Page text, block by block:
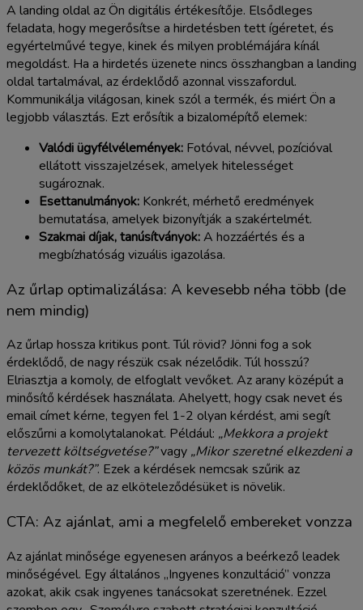
A landing oldal az Ön digitális értékesítője. Elsődleges
feladata, hogy megerősítse a hirdetésben tett ígéretet, és
egyértelművé tegye, kinek és milyen problémájára kínál
megoldást. Ha a hirdetés üzenete nincs összhangban a landing
oldal tartalmával, az érdeklődő azonnal visszafordul.
Kommunikálja világosan, kinek szól a termék, és miért Ön a
legjobb választás. Ezt erősítik a bizalomépítő elemek:
Valódi ügyfélvélemények: Fotóval, névvel, pozícióval
ellátott visszajelzések, amelyek hitelességet
sugároznak.
Esettanulmányok: Konkrét, mérhető eredmények
bemutatása, amelyek bizonyítják a szakértelmét.
Szakmai díjak, tanúsítványok:A hozzáértés és a
megbízhatóság vizuális igazolása.
Az űrlap optimalizálása: A kevesebb néha több (de
nem mindig)
Az űrlap hossza kritikus pont. Túl rövid? Jönni fog a sok
érdeklődő, de nagy részük csak nézelődik. Túl hosszú?
Elriasztja a komoly, de elfoglalt vevőket. Az arany középút a
minősítő kérdések használata. Ahelyett, hogy csak nevet és
email címet kérne, tegyen fel 1-2 olyan kérdést, ami segít
előszűrni a komolytalanokat. Például: „Mekkora a projekt
tervezett költségvetése?”vagy „Mikor szeretné elkezdeni a
közös munkát?”. Ezek a kérdések nemcsak szűrik az
érdeklődőket, de az elköteleződésüket is növelik.
CTA: Az ajánlat, ami a megfelelő embereket vonzza
Az ajánlat minősége egyenesen arányos a beérkező leadek
minőségével. Egy általános „Ingyenes konzultáció” vonzza
azokat, akik csak ingyenes tanácsokat szeretnének. Ezzel